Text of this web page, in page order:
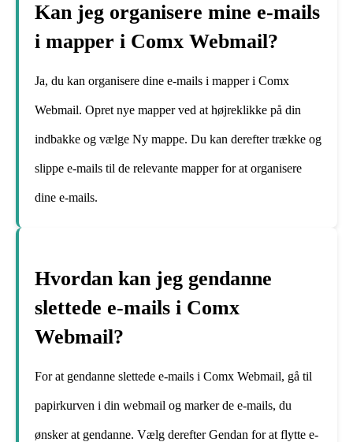
Kan jeg organisere mine e-mails
i mapper i Comx Webmail?
Ja, du kan organisere dine e-mails i mapper i Comx
Webmail. Opret nye mapper ved at højreklikke på din
indbakke og vælge Ny mappe. Du kan derefter trække og
slippe e-mails til de relevante mapper for at organisere
dine e-mails.
Hvordan kan jeg gendanne
slettede e-mails i Comx
Webmail?
For at gendanne slettede e-mails i Comx Webmail, gå til
papirkurven i din webmail og marker de e-mails, du
ønsker at gendanne. Vælg derefter Gendan for at flytte e-